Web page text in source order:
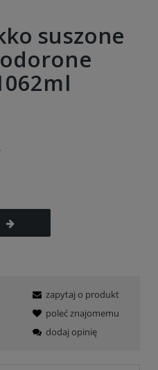
suszone
zapytaj o produkt
poleć znajomemu
dodaj opinię